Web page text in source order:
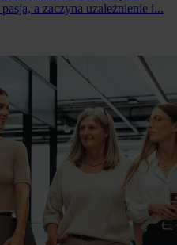
a zaczyna uzależnienie i...